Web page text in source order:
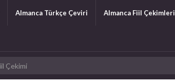
Almanca Türkçe Çeviri Almanca Fiil Çekimleri